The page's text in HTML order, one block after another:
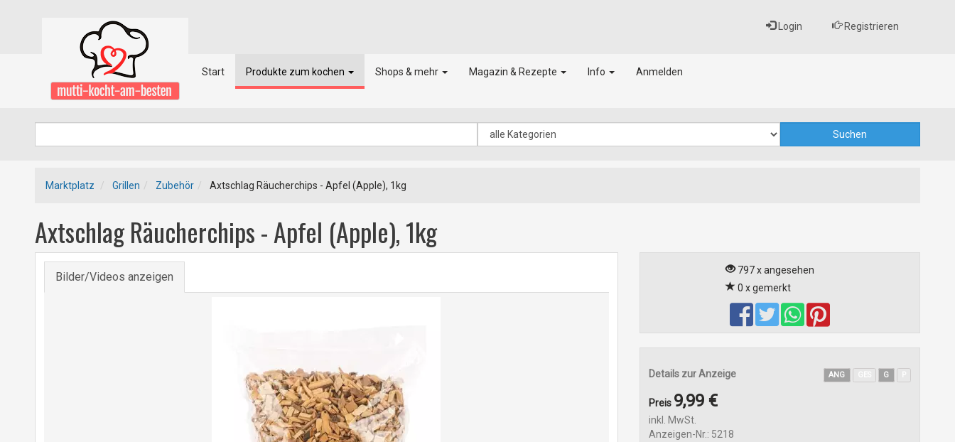
Login Registrieren
Start Produkte zum kochen Shops & mehr Magazin & Rezepte Info Anmelden
Marktplatz Grillen Zubehör Axtschlag Räucherchips - Apfel (Apple), 1kg
Axtschlag Räucherchips - Apfel (Apple), 1kg
Bilder/Videos anzeigen
797 x angesehen
0 x gemerkt
Details zur Anzeige ANG G
Preis 9,99 €
inkl. MwSt.
Anzeigen-Nr.: 5218